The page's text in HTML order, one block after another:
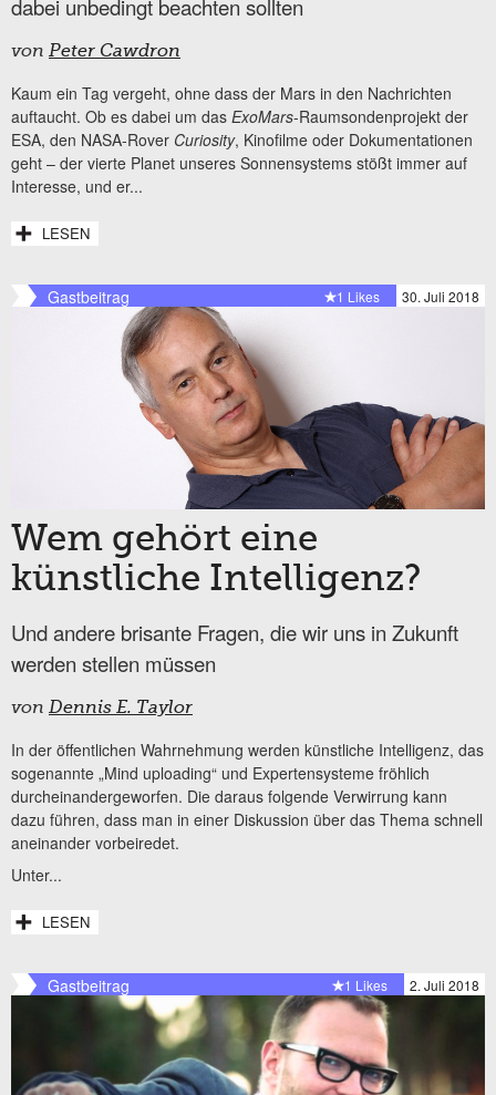
dabei unbedingt beachten sollten
von Peter Cawdron
Kaum ein Tag vergeht, ohne dass der Mars in den Nachrichten
auftaucht. Ob es dabei um das ExoMars-Raumsondenprojekt der
ESA, den NASA-Rover Curiosity, Kinofilme oder Dokumentationen
geht – der vierte Planet unseres Sonnensystems stößt immer auf
Interesse, und er...
LESEN
Gastbeitrag 30. Juli 2018
1 Likes
Wem gehört eine
künstliche Intelligenz?
Und andere brisante Fragen, die wir uns in Zukunft
werden stellen müssen
von Dennis E. Taylor
In der öffentlichen Wahrnehmung werden künstliche Intelligenz, das
sogenannte „Mind uploading“ und Expertensysteme fröhlich
durcheinandergeworfen. Die daraus folgende Verwirrung kann
dazu führen, dass man in einer Diskussion über das Thema schnell
aneinander vorbeiredet.
Unter...
LESEN
Gastbeitrag 2. Juli 2018
1 Likes